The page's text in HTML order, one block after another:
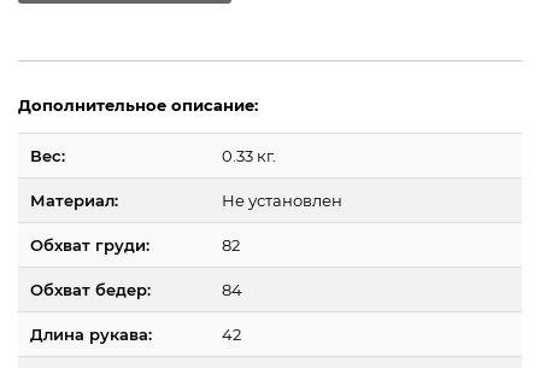
Дополнительное описание:
Вес: 0.33 кг.
Материал: Не установлен
Обхват груди: 82
Обхват бедер: 84
Длина рукава: 42